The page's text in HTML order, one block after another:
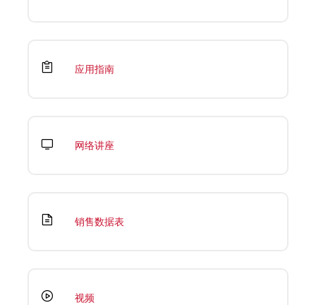
应用指南
网络讲座
销售数据表
视频